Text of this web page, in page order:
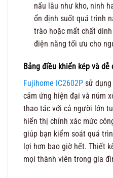
nấu lâu như kho, ninh
ổn định suốt quá trình
trào hoặc mất chất
điện năng tối ưu cho
Bảng điều khiển kép và dễ
Fujihome IC2602P sử
cảm ứng hiện đại và núm
thao tác với cả người lớn
hiển thị chính xác mức
giúp bạn kiểm soát quá
lợi hơn bao giờ hết. Thiết
mọi thành viên trong gia